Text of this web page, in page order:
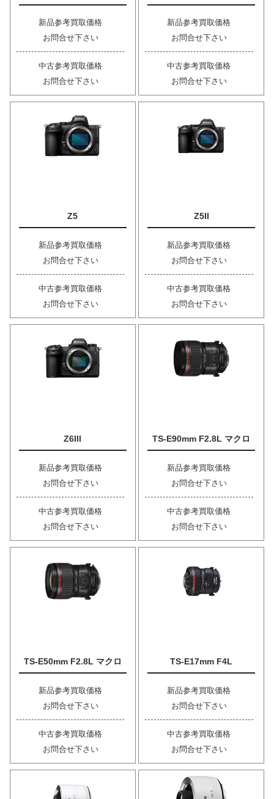
新品参考買取価格
お問合せ下さい
中古参考買取価格
お問合せ下さい
新品参考買取価格
お問合せ下さい
中古参考買取価格
お問合せ下さい
Z5
新品参考買取価格
お問合せ下さい
中古参考買取価格
お問合せ下さい
Z5II
新品参考買取価格
お問合せ下さい
中古参考買取価格
お問合せ下さい
Z6III
新品参考買取価格
お問合せ下さい
中古参考買取価格
お問合せ下さい
TS-E90mm F2.8L マクロ
新品参考買取価格
お問合せ下さい
中古参考買取価格
お問合せ下さい
TS-E50mm F2.8L マクロ
新品参考買取価格
お問合せ下さい
中古参考買取価格
お問合せ下さい
TS-E17mm F4L
新品参考買取価格
お問合せ下さい
中古参考買取価格
お問合せ下さい